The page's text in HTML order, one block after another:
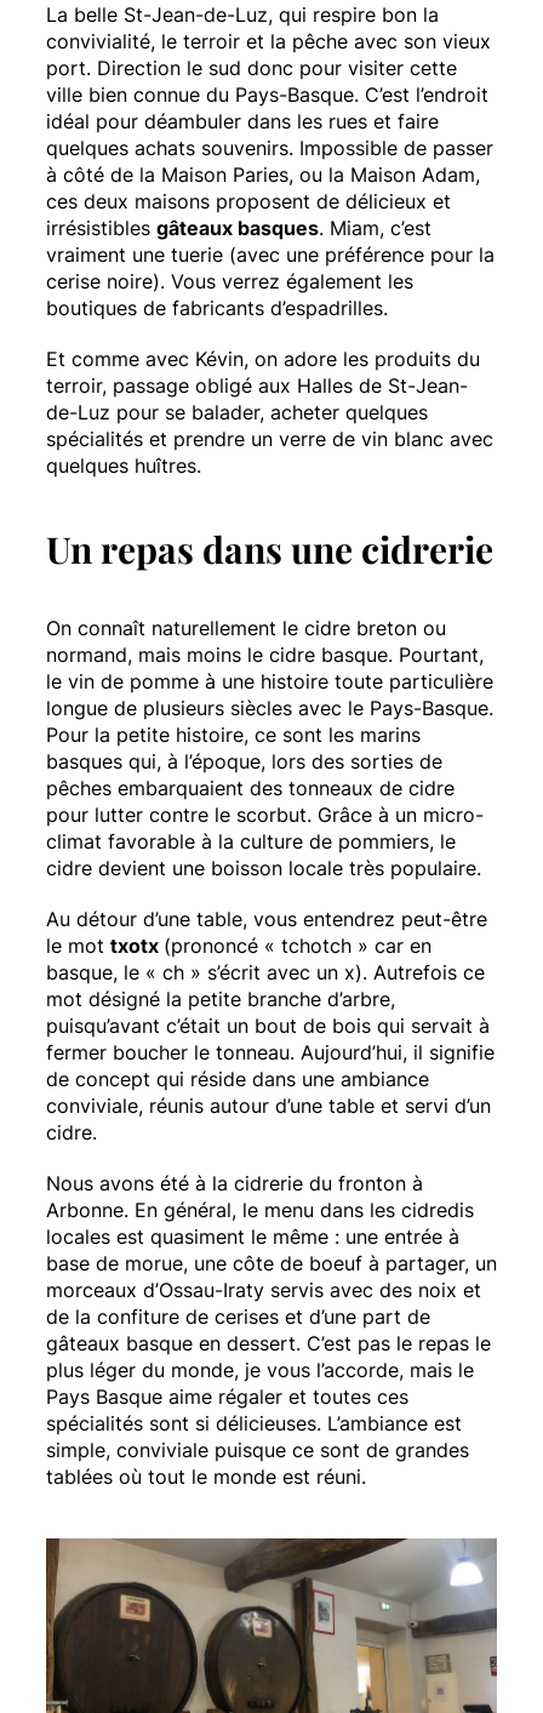
La belle St-Jean-de-Luz, qui respire bon la
convivialité, le terroir et la pêche avec son vieux
port. Direction le sud donc pour visiter cette
ville bien connue du Pays-Basque. C’est l’endroit
idéal pour déambuler dans les rues et faire
quelques achats souvenirs. Impossible de passer
à côté de la Maison Paries, ou la Maison Adam,
ces deux maisons proposent de délicieux et
irrésistibles gâteaux basques. Miam, c’est
vraiment une tuerie (avec une préférence pour la
cerise noire). Vous verrez également les
boutiques de fabricants d’espadrilles.
Et comme avec Kévin, on adore les produits du
terroir, passage obligé aux Halles de St-Jean-
de-Luz pour se balader, acheter quelques
spécialités et prendre un verre de vin blanc avec
quelques huîtres.
Un repas dans une cidrerie
On connaît naturellement le cidre breton ou
normand, mais moins le cidre basque. Pourtant,
le vin de pomme à une histoire toute particulière
longue de plusieurs siècles avec le Pays-Basque.
Pour la petite histoire, ce sont les marins
basques qui, à l’époque, lors des sorties de
pêches embarquaient des tonneaux de cidre
pour lutter contre le scorbut. Grâce à un micro-
climat favorable à la culture de pommiers, le
cidre devient une boisson locale très populaire.
Au détour d’une table, vous entendrez peut-être
le mot txotx (prononcé « tchotch » car en
basque, le « ch » s’écrit avec un x). Autrefois ce
mot désigné la petite branche d’arbre,
puisqu’avant c’était un bout de bois qui servait à
fermer boucher le tonneau. Aujourd’hui, il signifie
de concept qui réside dans une ambiance
conviviale, réunis autour d’une table et servi d’un
cidre.
Nous avons été à la cidrerie du fronton à
Arbonne. En général, le menu dans les cidredis
locales est quasiment le même : une entrée à
base de morue, une côte de boeuf à partager, un
morceaux d’Ossau-Iraty servis avec des noix et
de la confiture de cerises et d’une part de
gâteaux basque en dessert. C’est pas le repas le
plus léger du monde, je vous l’accorde, mais le
Pays Basque aime régaler et toutes ces
spécialités sont si délicieuses. L’ambiance est
simple, conviviale puisque ce sont de grandes
tablées où tout le monde est réuni.